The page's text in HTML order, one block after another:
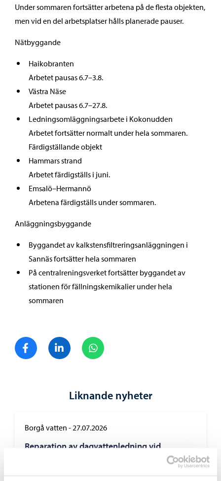
Under sommaren fortsätter arbetena på de flesta objekten,
men vid en del arbetsplatser hålls planerade pauser.
Nätbyggande
Haikobranten
Arbetet pausas 6.7–3.8.
Västra Näse
Arbetet pausas 6.7–27.8.
Ledningsomläggningsarbete i Kokonudden
Arbetet fortsätter normalt under hela sommaren.
Färdigställande objekt
Hammars strand
Arbetet färdigställs i juni.
Emsalö–Hermannö
Arbetena färdigställs under sommaren.
Anläggningsbyggande
Byggandet av kalkstensfiltreringsanläggningen i
Sannäs fortsätter hela sommaren
På centralreningsverket fortsätter byggandet av
stationen för fällningskemikalier under hela
sommaren
Dela på FacebookDela på LinkedIn
Liknande nyheter
Borgå vatten -27.07.2026
Reparation av dagvattenledning vid
Tingsgårdsvägens och Prostvägens korsning